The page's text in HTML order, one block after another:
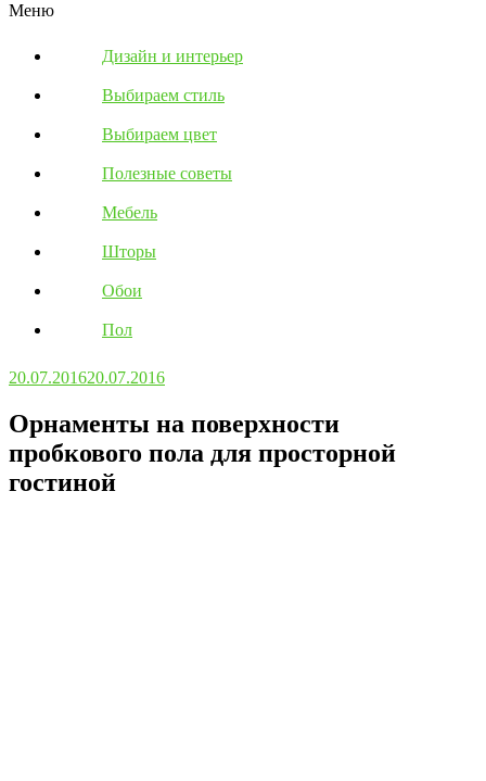
Меню
Дизайн и интерьер
Выбираем стиль
Выбираем цвет
Полезные советы
Мебель
Шторы
Обои
Пол
20.07.201620.07.2016
Орнаменты на поверхности
пробкового пола для просторной
гостиной